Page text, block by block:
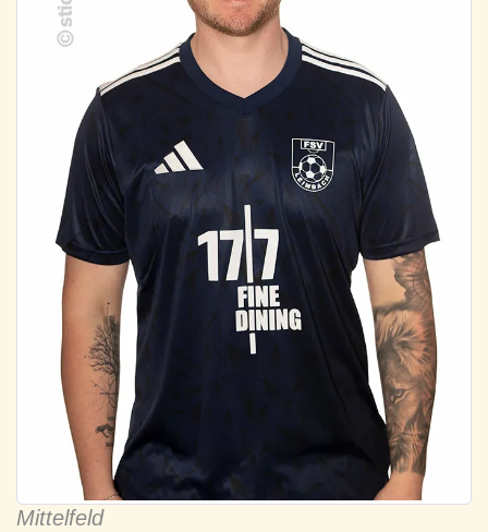
Mittelfeld